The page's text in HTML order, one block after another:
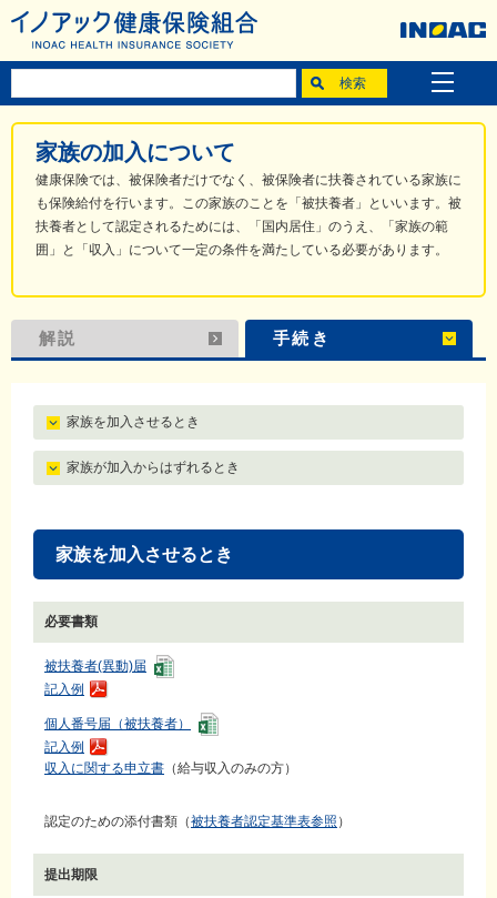
家族の加入について
健康保険では、被保険者だけでなく、被保険者に扶養されている家族に
も保険給付を行います。この家族のことを「被扶養者」といいます。被
扶養者として認定されるためには、「国内居住」のうえ、「家族の範
囲」と「収入」について一定の条件を満たしている必要があります。
解説 手続き
家族を加入させるとき
家族が加入からはずれるとき
家族を加入させるとき
必要書類
被扶養者(異動)届
記入例
個人番号届（被扶養者）
記入例
収入に関する申立書 （給与収入のみの方）
認定のための添付書類（被扶養者認定基準表参照 ）
提出期限